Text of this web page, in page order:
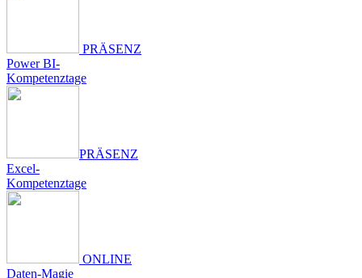
PRÄSENZ
Power BI-
Kompetenztage
PRÄSENZ
Excel-
Kompetenztage
ONLINE
Daten-Magie